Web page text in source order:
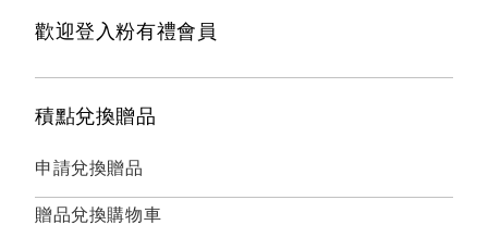
歡迎登入粉有禮會員
積點兌換贈品
申請兌換贈品
贈品兌換購物車